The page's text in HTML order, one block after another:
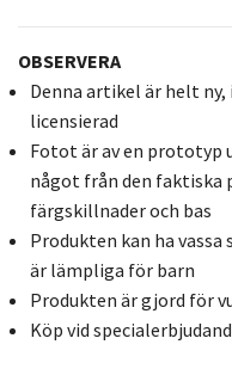
OBSERVERA
Denna artikel är helt
licensierad
Fotot är av en prototyp
något från den faktiska
färgskillnader och bas
Produkten kan ha
är lämpliga för barn
Produkten är gjord för
Köp vid